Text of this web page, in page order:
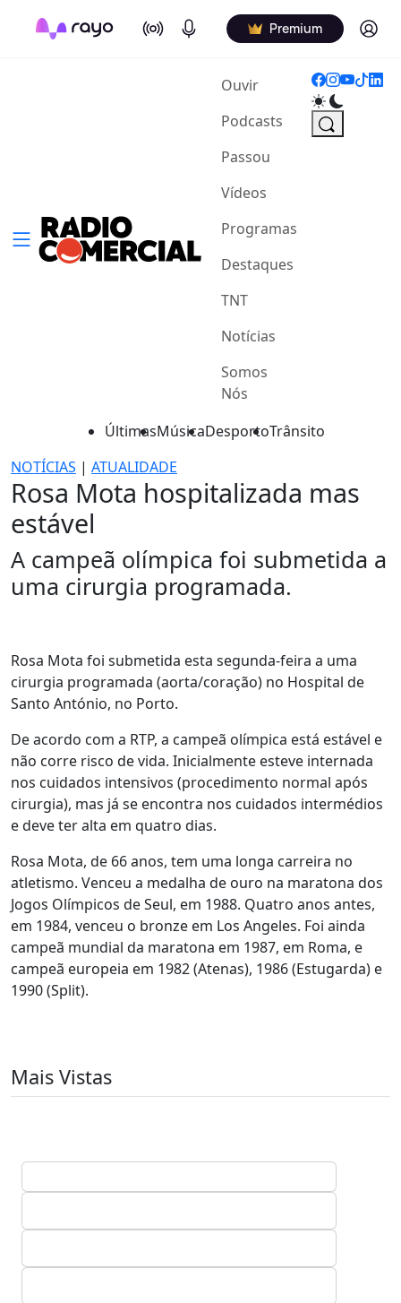
On Air Podcasts Premium Log in
Ouvir(current)
Podcasts
Passou
Vídeos
Programas
Destaques
TNT
Notícias
Somos
Nós
ÚltimasMúsicaDesportoTrânsito
NOTÍCIAS | ATUALIDADE
Rosa Mota hospitalizada mas
estável
A campeã olímpica foi submetida a
uma cirurgia programada.
Rosa Mota foi submetida esta segunda-feira a uma
cirurgia programada (aorta/coração) no Hospital de
Santo António, no Porto.
De acordo com a RTP, a campeã olímpica está estável e
não corre risco de vida. Inicialmente esteve internada
nos cuidados intensivos (procedimento normal após
cirurgia), mas já se encontra nos cuidados intermédios
e deve ter alta em quatro dias.
Rosa Mota, de 66 anos, tem uma longa carreira no
atletismo. Venceu a medalha de ouro na maratona dos
Jogos Olímpicos de Seul, em 1988. Quatro anos antes,
em 1984, venceu o bronze em Los Angeles. Foi ainda
campeã mundial da maratona em 1987, em Roma, e
campeã europeia em 1982 (Atenas), 1986 (Estugarda) e
1990 (Split).
Mais Vistas